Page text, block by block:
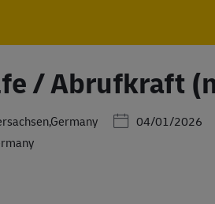
/ Abrufkraft
Posted Date
04/01/2026